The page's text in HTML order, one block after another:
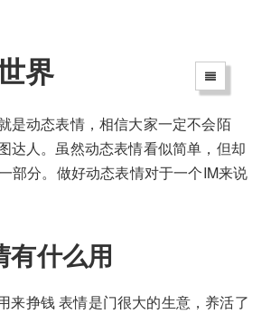
界
是动态表情，相信大家一定不会陌
达人。虽然动态表情看似简单，但却
部分。做好动态表情对于一个IM来说
有什么用
来挣钱 表情是门很大的生意，养活了